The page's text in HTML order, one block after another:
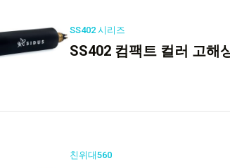
SS402 시리즈
SS402 컴팩트 컬러 고해
친위대560